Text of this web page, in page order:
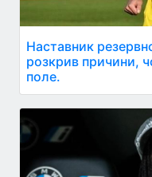
Наставник
розкрив причини,
поле.